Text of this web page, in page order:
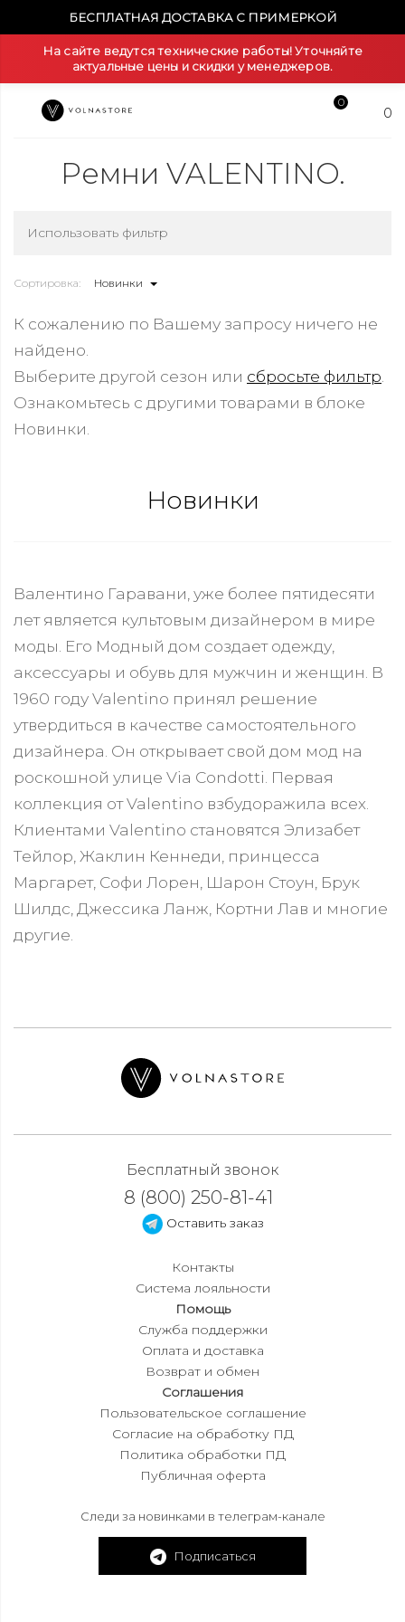
БЕСПЛАТНАЯ ДОСТАВКА С ПРИМЕРКОЙ
На сайте ведутся технические работы! Уточняйте
актуальные цены и скидки у менеджеров.
0
0
Ремни VALENTINO.
Использовать фильтр
Сортировка: Новинки
К сожалению по Вашему запросу ничего не
найдено.
Выберите другой сезон или сбросьте фильтр
Ознакомьтесь с другими товарами в блоке
Новинки.
Новинки
Валентино Гаравани, уже более пятидесяти
лет является культовым дизайнером в мире
моды. Его Модный дом создает одежду,
аксессуары и обувь для мужчин и женщин. В
1960 году Valentino принял решение
утвердиться в качестве самостоятельного
дизайнера. Он открывает свой дом мод на
роскошной улице Via Condotti. Первая
коллекция от Valentino взбудоражила всех.
Клиентами Valentino становятся Элизабет
Тейлор, Жаклин Кеннеди, принцесса
Маргарет, Софи Лорен, Шарон Стоун, Брук
Шилдс, Джессика Ланж, Кортни Лав и многие
другие.
Бесплатный звонок
8 (800) 250-81-41
Оставить заказ
Контакты
Система лояльности
Помощь
Служба поддержки
Оплата и доставка
Возврат и обмен
Соглашения
Пользовательское соглашение
Согласие на обработку ПД
Политика обработки ПД
Публичная оферта
Следи за новинками в телеграм-канале
Подписаться